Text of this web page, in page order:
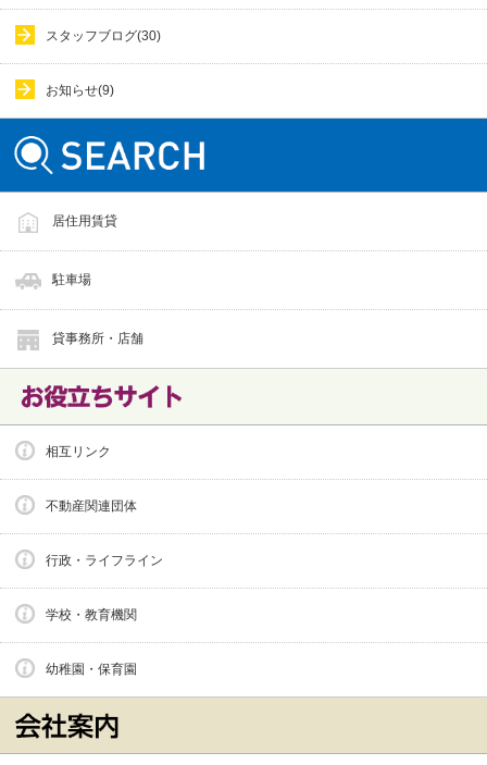
スタッフブログ(30)
お知らせ(9)
居住用賃貸
駐車場
貸事務所・店舗
相互リンク
不動産関連団体
行政・ライフライン
学校・教育機関
幼稚園・保育園